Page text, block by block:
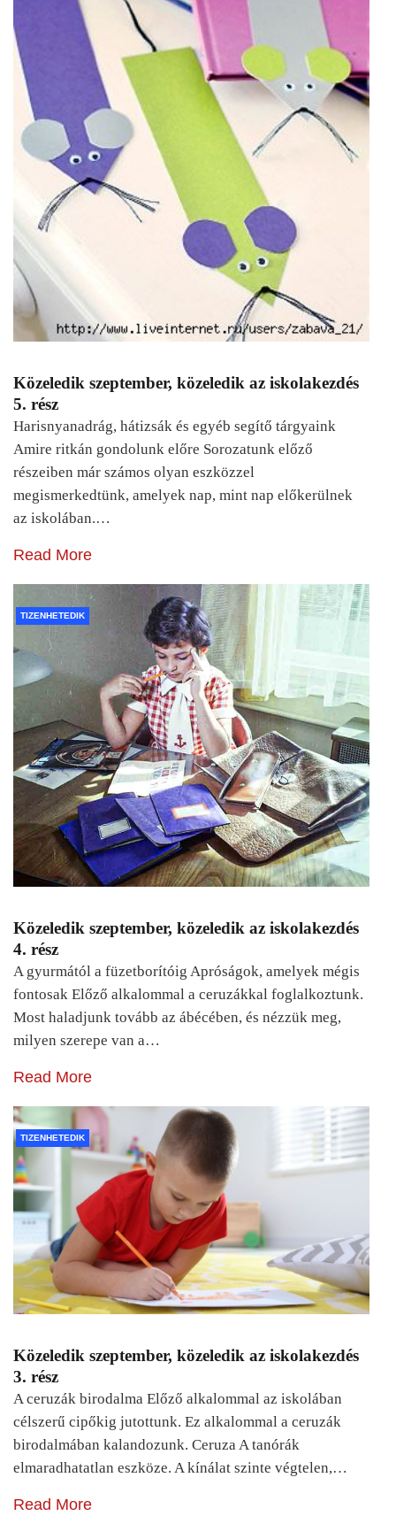
Közeledik szeptember, közeledik az iskolakezdés
5. rész
Harisnyanadrág, hátizsák és egyéb segítő tárgyaink
Amire ritkán gondolunk előre Sorozatunk előző
részeiben már számos olyan eszközzel
megismerkedtünk, amelyek nap, mint nap előkerülnek
az iskolában.…
Read More
TIZENHETEDIK
Közeledik szeptember, közeledik az iskolakezdés
4. rész
A gyurmától a füzetborítóig Apróságok, amelyek mégis
fontosak Előző alkalommal a ceruzákkal foglalkoztunk.
Most haladjunk tovább az ábécében, és nézzük meg,
milyen szerepe van a…
Read More
TIZENHETEDIK
Közeledik szeptember, közeledik az iskolakezdés
3. rész
A ceruzák birodalma Előző alkalommal az iskolában
célszerű cipőkig jutottunk. Ez alkalommal a ceruzák
birodalmában kalandozunk. Ceruza A tanórák
elmaradhatatlan eszköze. A kínálat szinte végtelen,…
Read More